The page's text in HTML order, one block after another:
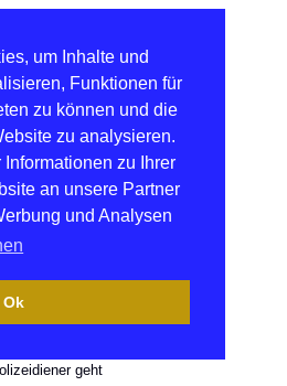
um Inhalte und
Funktionen für
zu können und die
zu analysieren.
zu Ihrer
an unsere Partner
und Analysen
Ok
geht